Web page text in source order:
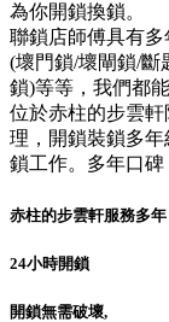
為你開鎖換鎖。
聯鎖店師傅具有
(壞門鎖/壞閘鎖/斷
鎖)等等，我們都
位於赤柱的步雲
理，開鎖裝鎖多
鎖工作。多年口碑
赤柱的步雲軒服務多年
24小時開鎖
開鎖無需破壞,